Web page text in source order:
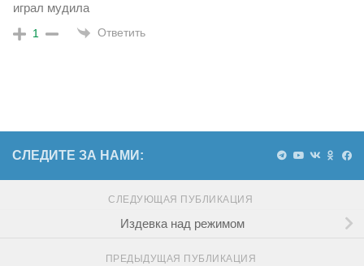
играл мудила
1 Ответить
СЛЕДИТЕ ЗА НАМИ:
СЛЕДУЮЩАЯ ПУБЛИКАЦИЯ
Издевка над режимом
ПРЕДЫДУЩАЯ ПУБЛИКАЦИЯ